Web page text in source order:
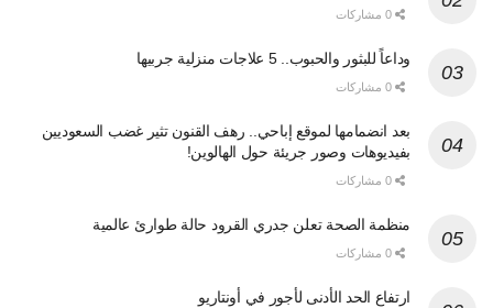
وداعاً للبثور والحبوب.. 5 علاجات منزلية جربيها
بعد انضمامها لموقع إباحي.. رهف القنون تثير غضب السعوديين
بفيديوهات وصور جريئة حول الهالوين!
منظمة الصحة تعلن جدري القرود حالة طوارئ عالمية
ارتفاع الحد الأدنى لأجور في أونتاريو